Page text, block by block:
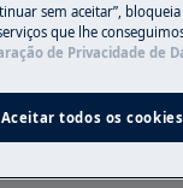
sem aceitar”,
que lhe
de Privacidade de
Aceitar todos os cookies